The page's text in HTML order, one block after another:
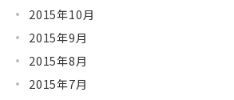
2015年10月
2015年9月
2015年8月
2015年7月